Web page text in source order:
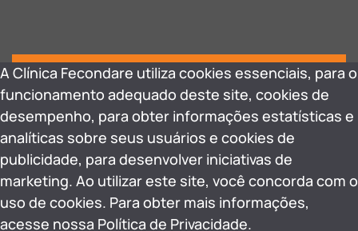
A Clínica Fecondare utiliza cookies essenciais, para o
funcionamento adequado deste site, cookies de
desempenho, para obter informações estatísticas e
analíticas sobre seus usuários e cookies de
publicidade, para desenvolver iniciativas de
marketing. Ao utilizar este site, você concorda com o
uso de cookies. Para obter mais informações,
acesse nossa Política de Privacidade.